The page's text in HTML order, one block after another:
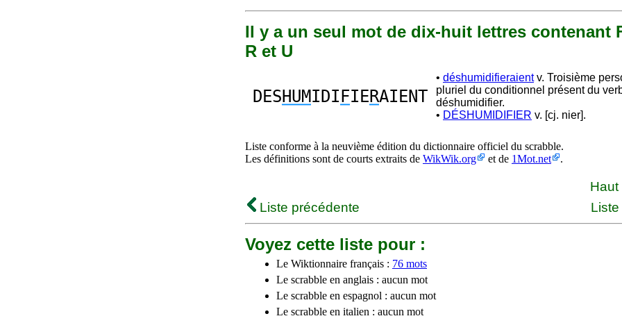
Il y a un seul mot de dix-huit lettres contenant
R et U
DESHUMIDI FIERAIENT
• déshumidifieraientv. Troisième
pluriel du conditionnel présent du
déshumidifier.
• DÉSHUMIDIFIER v. [cj. nier].
Liste conforme à la neuvième édition du dictionnaire officiel du scrabble.
Les définitions sont de courts extraits de WikWik.org et de 1Mot.net .
Haut
Liste précédente
Voyez cette liste pour :
Le Wiktionnaire français : 76 mots
Le scrabble en anglais : aucun mot
Le scrabble en espagnol : aucun mot
Le scrabble en italien : aucun mot